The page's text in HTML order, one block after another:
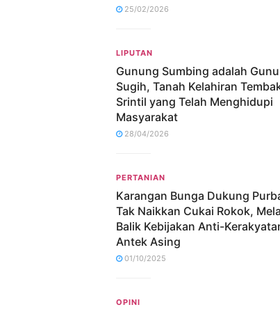
25/02/2026
LIPUTAN
Gunung Sumbing adalah
Sugih, Tanah Kelahiran
Srintil yang Telah Menghidupi
Masyarakat
28/04/2026
PERTANIAN
Karangan Bunga Dukung
Tak Naikkan Cukai Rokok,
Balik Kebijakan Anti-
Antek Asing
01/10/2025
OPINI